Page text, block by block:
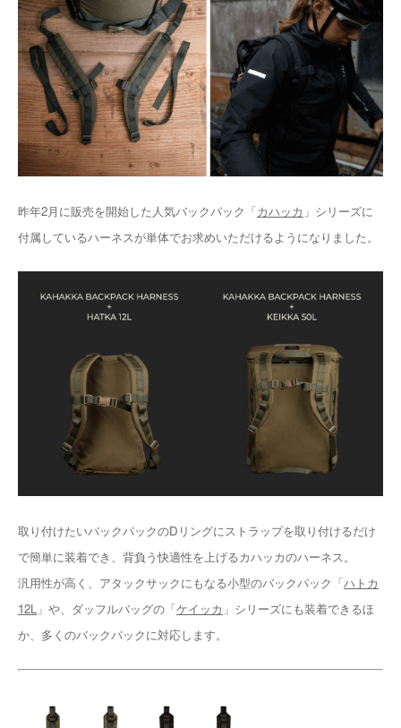
昨年2月に販売を開始した人気バックパック「カハッカ 」シリーズに
付属しているハーネスが単体でお求めいただけるようになりました。
取り付けたいバックパックのDリングにストラップを取り付けるだけ
で簡単に装着でき、背負う快適性を上げるカハッカのハーネス。
汎用性が高く、アタックサックにもなる小型のバックパック「ハトカ
12L 」や、ダッフルバッグの「ケイッカ 」シリーズにも装着できるほ
か、多くのバックパックに対応します。